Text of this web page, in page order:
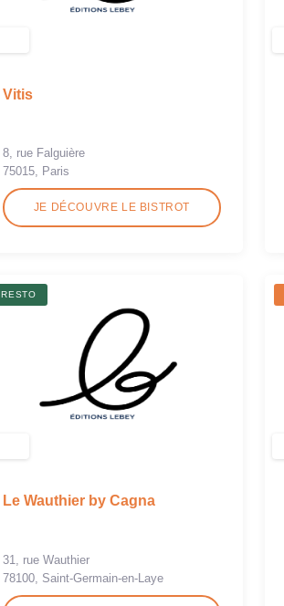
Vitis
8, rue Falguière
75015, Paris
JE DÉCOUVRE LE BISTROT
RESTO
Le Wauthier by Cagna
31, rue Wauthier
78100, Saint-Germain-en-Laye